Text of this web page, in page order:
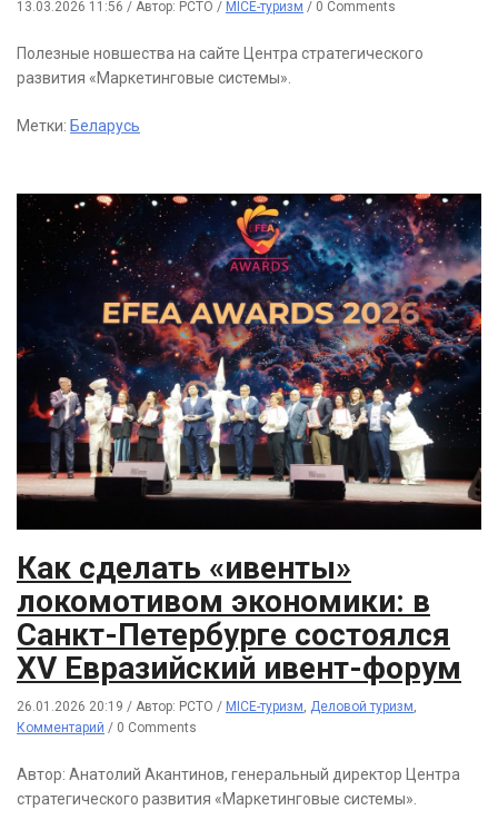
13.03.2026 11:56 / Автор: РСТО / MICE-туризм / 0 Comments
Полезные новшества на сайте Центра стратегического
развития «Маркетинговые системы».
Метки: Беларусь
Как сделать «ивенты»
локомотивом экономики: в
Санкт-Петербурге состоялся
XV Евразийский ивент-форум
26.01.2026 20:19 / Автор: РСТО / MICE-туризм, Деловой туризм,
Комментарий / 0 Comments
Автор: Анатолий Акантинов, генеральный директор Центра
стратегического развития «Маркетинговые системы».